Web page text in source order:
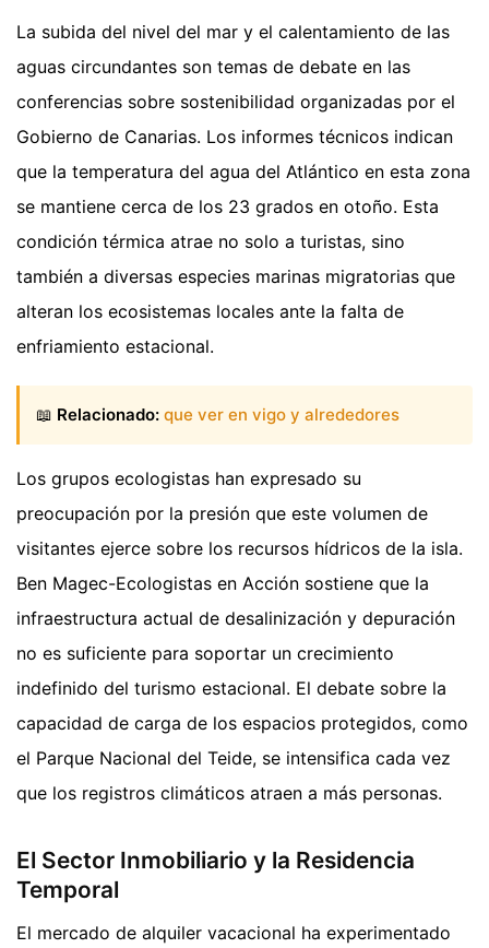
La subida del nivel del mar y el calentamiento de las
aguas circundantes son temas de debate en las
conferencias sobre sostenibilidad organizadas por el
Gobierno de Canarias. Los informes técnicos indican
que la temperatura del agua del Atlántico en esta zona
se mantiene cerca de los 23 grados en otoño. Esta
condición térmica atrae no solo a turistas, sino
también a diversas especies marinas migratorias que
alteran los ecosistemas locales ante la falta de
enfriamiento estacional.
📖 Relacionado: que ver en vigo y alrededores
Los grupos ecologistas han expresado su
preocupación por la presión que este volumen de
visitantes ejerce sobre los recursos hídricos de la isla.
Ben Magec-Ecologistas en Acción sostiene que la
infraestructura actual de desalinización y depuración
no es suficiente para soportar un crecimiento
indefinido del turismo estacional. El debate sobre la
capacidad de carga de los espacios protegidos, como
el Parque Nacional del Teide, se intensifica cada vez
que los registros climáticos atraen a más personas.
El Sector Inmobiliario y la Residencia
Temporal
El mercado de alquiler vacacional ha experimentado